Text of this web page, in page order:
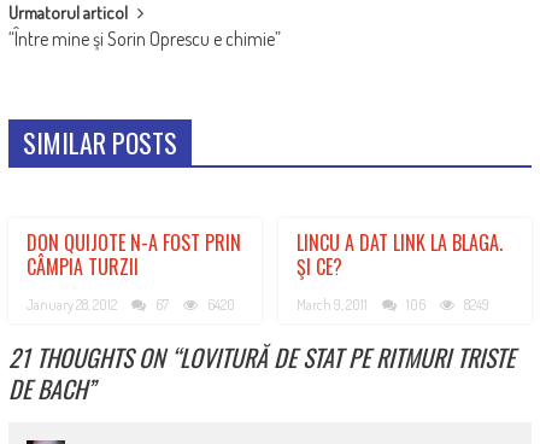
Urmatorul articol
“Între mine şi Sorin Oprescu e chimie”
SIMILAR POSTS
DON QUIJOTE N-A FOST PRIN
CÂMPIA TURZII
January 28, 2012 67 6420
LINCU A DAT LINK LA BLAGA.
ŞI CE?
March 9, 2011 106 8249
21 THOUGHTS ON “LOVITURĂ DE STAT PE RITMURI TRISTE
DE BACH”